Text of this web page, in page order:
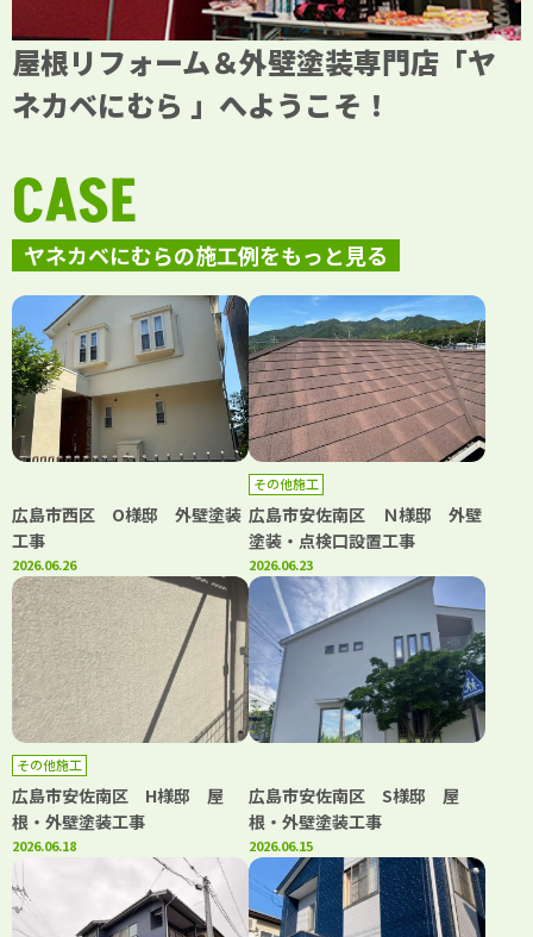
屋根リフォーム＆外壁塗装専門店「ヤ
ネカベにむら 」へようこそ！
ヤネカベにむらの施工例をもっと見る
CASE
広島市西区 O様邸 外壁塗装
工事
2026.06.26
その他施工
広島市安佐南区 Ｎ様邸 外壁
塗装・点検口設置工事
2026.06.23
その他施工
広島市安佐南区 H様邸 屋
根・外壁塗装工事
2026.06.18
広島市安佐南区 S様邸 屋
根・外壁塗装工事
2026.06.15